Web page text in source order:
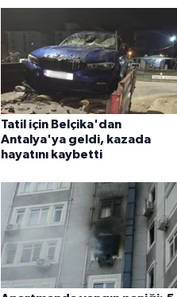
Tatil için Belçika'dan
Antalya'ya geldi, kazada
hayatını kaybetti